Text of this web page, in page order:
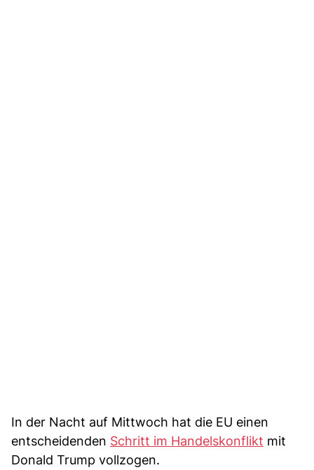
In der Nacht auf Mittwoch hat die EU einen
entscheidenden Schritt im Handelskonflikt mit
Donald Trump vollzogen.